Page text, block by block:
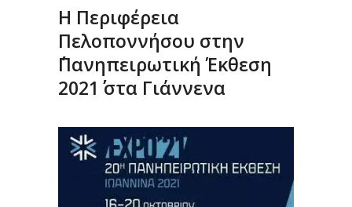
Η Περιφέρεια
Πελοποννήσου στην
΄΄Πανηπειρωτική Έκθεση
2021΄΄ στα Γιάννενα